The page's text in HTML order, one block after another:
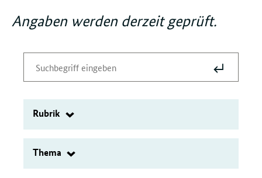
Angaben werden derzeit geprüft.
Suchbegriff
Suche
Filter
Rubrik
Filter
Thema